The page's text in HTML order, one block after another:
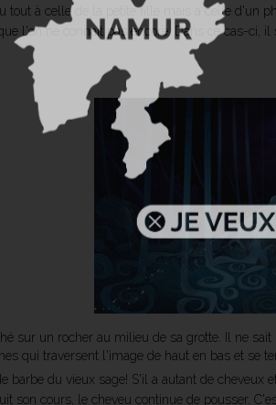
tout à celle de la petite fille mais à celle d'un
l'on ne connaît pas encore. Dans ce cas-ci,
sur un rocher au milieu de sa grotte. Il ne
qui traversent l'image de haut en bas et se
barbe du vieux sage! S'il a autant de
son cours, le cheveu continue de pousser.